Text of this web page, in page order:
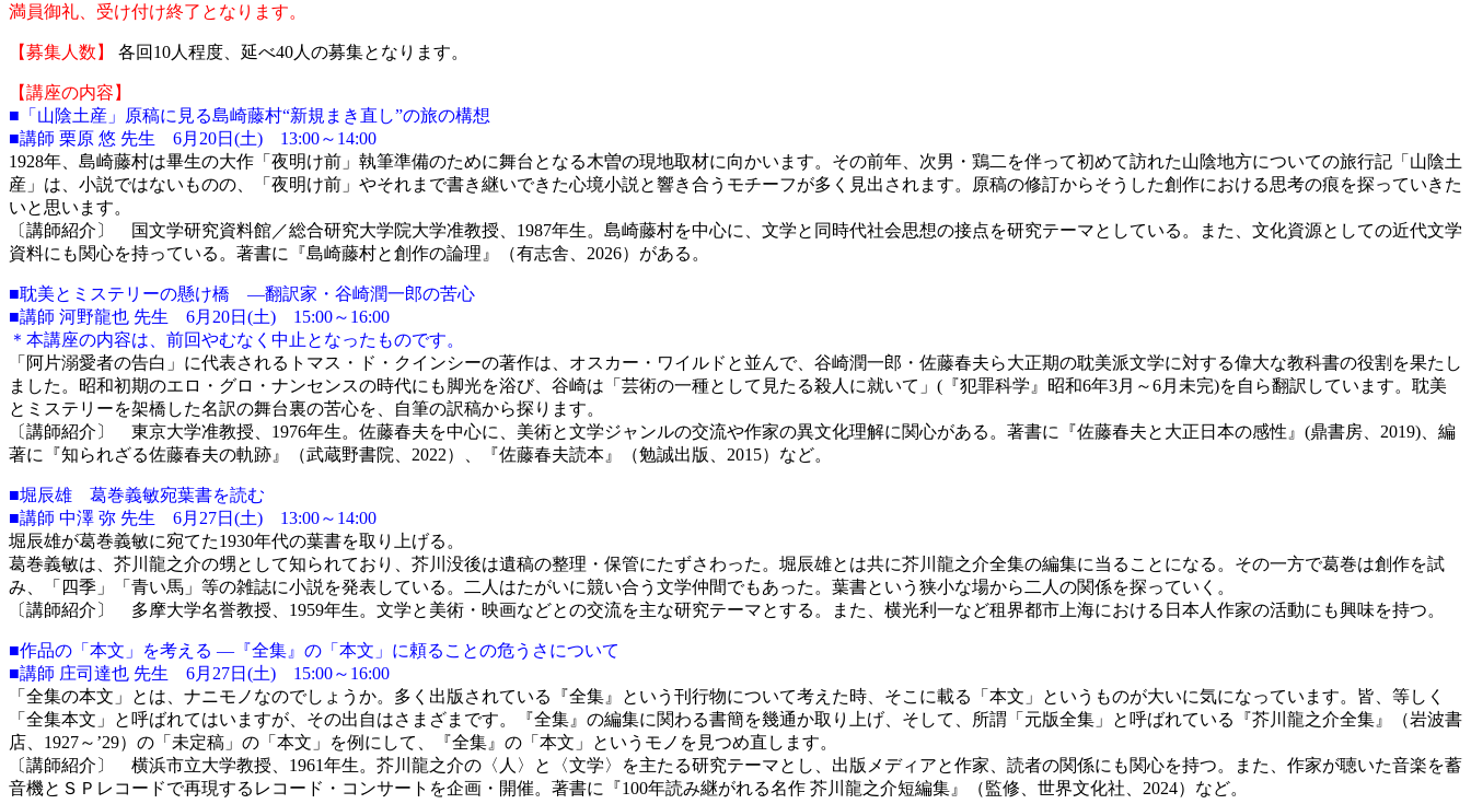
満員御礼、受け付け終了となります。
【募集人数】 各回10人程度、延べ40人の募集となります。
【講座の内容】
■「山陰土産」原稿に見る島崎藤村“新規まき直し”の旅の構想
■講師 栗原 悠 先生 6月20日(土) 13:00～14:00
1928年、島崎藤村は畢生の大作「夜明け前」執筆準備のために舞台となる木曽の現地取材に向かいます。その前年、次男・鶏二を伴って初めて訪れた山陰地方についての旅行記「山陰土
産」は、小説ではないものの、「夜明け前」やそれまで書き継いできた心境小説と響き合うモチーフが多く見出されます。原稿の修訂からそうした創作における思考の痕を探っていきた
いと思います。
〔講師紹介〕 国文学研究資料館／総合研究大学院大学准教授、1987年生。島崎藤村を中心に、文学と同時代社会思想の接点を研究テーマとしている。また、文化資源としての近代文学
資料にも関心を持っている。著書に『島崎藤村と創作の論理』
（有志舎、2026）がある。
■耽美とミステリーの懸け橋 ―翻訳家・谷崎潤一郎の苦心
■講師 河野龍也 先生 6月20日(土) 15:00～16:00
＊本講座の内容は、前回やむなく中止となったものです。
「阿片溺愛者の告白」に代表されるトマス・ド・クインシーの著作は、オスカー・ワイルドと並んで、谷崎潤一郎・佐藤春夫ら大正期の耽美派文学に対する偉大な教科書の役割を果たし
ました。昭和初期のエロ・グロ・ナンセンスの時代にも脚光を浴び、谷崎は「芸術の一種として見たる殺人に就いて」(『犯罪科学』昭和6年3月～6月未完)を自ら翻訳しています。耽美
とミステリーを架橋した名訳の舞台裏の苦心を、自筆の訳稿から探ります。
〔講師紹介〕 東京大学准教授、1976年生。佐藤春夫を中心に、美術と文学ジャンルの交流や作家の異文化理解に関心がある。著書に『佐藤春夫と大正日本の感性』(鼎書房、2019)、編
著に『知られざる佐藤春夫の軌跡』（武蔵野書院、2022）、『佐藤春夫読本』（勉誠出版、2015）など。
■堀辰雄 葛巻義敏宛葉書を読む
■講師 中澤 弥 先生 6月27日(土) 13:00～14:00
堀辰雄が葛巻義敏に宛てた1930年代の葉書を取り上げる。
葛巻義敏は、芥川龍之介の甥として知られており、芥川没後は遺稿の整理・保管にたずさわった。堀辰雄とは共に芥川龍之介全集の編集に当ることになる。その一方で葛巻は創作を試
み、「四季」「青い馬」等の雑誌に小説を発表している。二人はたがいに競い合う文学仲間でもあった。葉書という狭小な場から二人の関係を探っていく。
〔講師紹介〕 多摩大学名誉教授、1959年生。文学と美術・映画などとの交流を主な研究テーマとする。また、横光利一など租界都市上海における日本人作家の活動にも興味を持つ。
■作品の「本文」を考える ―『全集』の「本文」に頼ることの危うさについて
■講師 庄司達也 先生 6月27日(土) 15:00～16:00
「全集の本文」とは、ナニモノなのでしょうか。多く出版されている『全集』という刊行物について考えた時、そこに載る「本文」というものが大いに気になっています。皆、等しく
「全集本文」と呼ばれてはいますが、その出自はさまざまです。『全集』の編集に関わる書簡を幾通か取り上げ、そして、所謂「元版全集」と呼ばれている『芥川龍之介全集』（岩波書
店、1927～’29）の「未定稿」の「本文」を例にして、『全集』の「本文」というモノを見つめ直します。
〔講師紹介〕 横浜市立大学教授、1961年生。芥川龍之介の〈人〉と〈文学〉を主たる研究テーマとし、出版メディアと作家、読者の関係にも関心を持つ。また、作家が聴いた音楽を蓄
音機とＳＰレコードで再現するレコード・コンサートを企画・開催。著書に『100年読み継がれる名作 芥川龍之介短編集』（監修、世界文化社、2024）など。